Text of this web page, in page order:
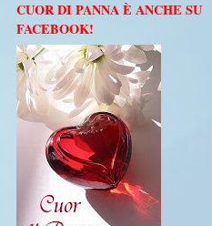
CUOR DI PANNA È ANCHE SU
FACEBOOK!